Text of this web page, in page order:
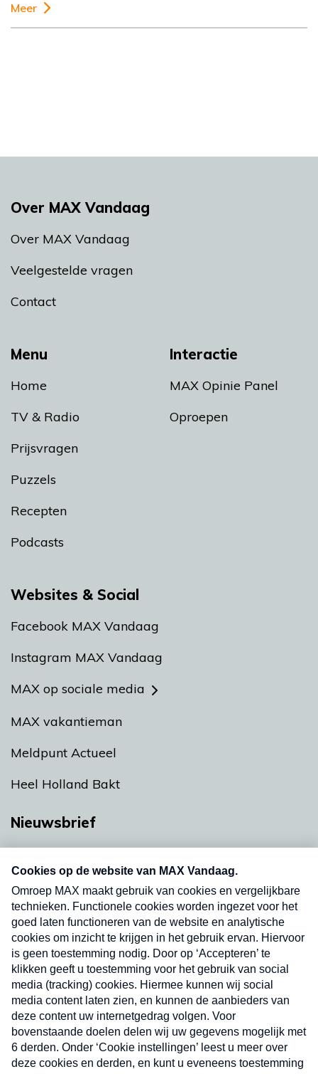
Meer
Menu
Home
TV & Radio
Prijsvragen
Puzzels
Recepten
Podcasts
Interactie
MAX Opinie Panel
Oproepen
Over MAX Vandaag
Over MAX Vandaag
Veelgestelde vragen
Contact
Websites & Social
Facebook MAX Vandaag
Instagram MAX Vandaag
MAX op sociale media
MAX vakantieman
Meldpunt Actueel
Heel Holland Bakt
Nieuwsbrief
nieuwsbrief. Elke vrijdag- en dinsdagochtend in
uw mailbox.
Verzend
Nieuwsbrief